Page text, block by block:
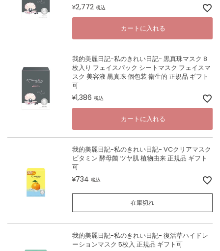
¥2,772 税込
カートに入れる
我的美麗日記-私のきれい日記- 黒真珠マスク 8
枚入り フェイスパック シートマスク フェイスマ
スク 美容液 黒真珠 個包装 衛生的 正規品 ギフト
可
¥1,386 税込
カートに入れる
我的美麗日記-私のきれい日記- VCクリアマスク
ビタミン 酵母菌 ツヤ肌 植物由来 正規品 ギフト
可
¥734 税込
在庫切れ
我的美麗日記-私のきれい日記- 復活草ハイドレ
ーションマスク 5枚入 正規品 ギフト可